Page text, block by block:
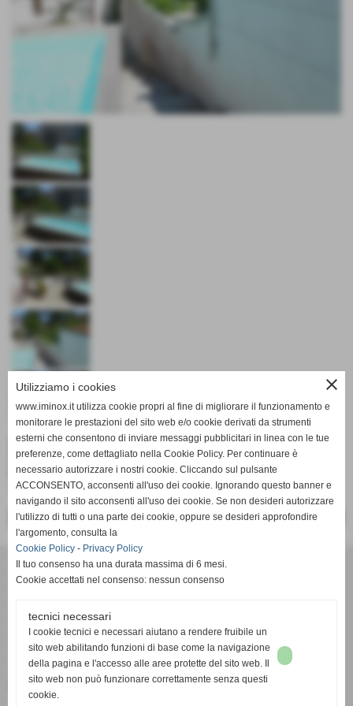
<< PRECEDENTE SUCCESSIVO >>
Officina Meccanica I.M. s.r.l.
via G.B. Vico,63 - Empoli (firenze)
€. 20.000
P.I. 04631310481 C.F 04631310481
VIA G. B. VICO 63 50053 - EMPOLI (FI)
Tel. 0571/920034 Fax 0571/920034
info@iminox.it officinameccanica.im@virgilio.it
close
Utilizziamo i cookies
www.iminox.it utilizza cookie propri al fine di migliorare il funzionamento e
monitorare le prestazioni del sito web e/o cookie derivati da strumenti
esterni che consentono di inviare messaggi pubblicitari in linea con le tue
preferenze, come dettagliato nella Cookie Policy. Per continuare è
necessario autorizzare i nostri cookie. Cliccando sul pulsante
ACCONSENTO, acconsenti all'uso dei cookie. Ignorando questo banner e
navigando il sito acconsenti all'uso dei cookie. Se non desideri autorizzare
l'utilizzo di tutti o una parte dei cookie, oppure se desideri approfondire
l'argomento, consulta la
Cookie Policy - Privacy Policy
Il tuo consenso ha una durata massima di 6 mesi.
Cookie accettati nel consenso: nessun consenso
tecnici necessari
I cookie tecnici e necessari aiutano a rendere fruibile un
sito web abilitando funzioni di base come la navigazione
della pagina e l'accesso alle aree protette del sito web. Il
sito web non può funzionare correttamente senza questi
cookie.